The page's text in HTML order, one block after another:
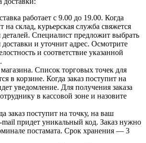
работает с 9.00 до 19.00. Когда
на склад, курьерская служба свяжется
деталей. Специалист предложит выбрать
доставки и уточнит адрес. Осмотрите
и соответствие указанной
Список торговых точек для
в корзине. Когда заказ поступит на
уведомление. Для получения заказа
в кассовой зоне и назовите
заказ поступит на точку, на ваш
придет уникальный код. Заказ нужно
постамата. Срок хранения — 3